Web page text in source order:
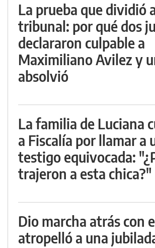
La prueba que dividió
tribunal: por qué dos
declararon culpable a
Maximiliano Avilez y
absolvió
La familia de Luciana
a Fiscalía por llamar a
testigo equivocada:
trajeron a esta chica?"
Dio marcha atrás con
atropelló a una